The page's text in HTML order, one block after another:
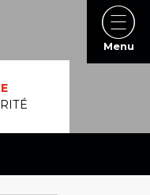
Menu